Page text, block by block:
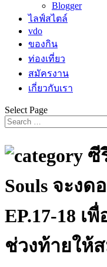
Blogger
ไลฟ์สไตล์
vdo
ของกิน
ท่องเที่ยว
สมัครงาน
เกี่ยวกับเรา
Select Page
ซี
Souls จะงด
EP.17-18 เ
ช่วงท้ายให้